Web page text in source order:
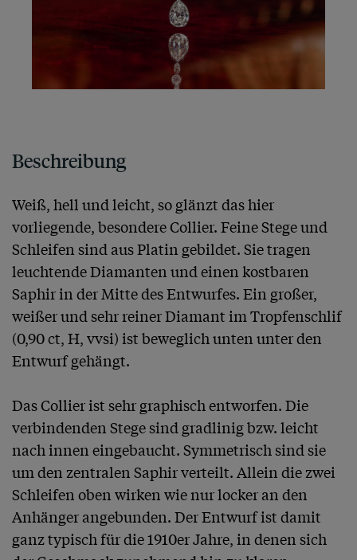
Beschreibung
Weiß, hell und leicht, so glänzt das hier
vorliegende, besondere Collier. Feine Stege und
Schleifen sind aus Platin gebildet. Sie tragen
leuchtende Diamanten und einen kostbaren
Saphir in der Mitte des Entwurfes. Ein großer,
weißer und sehr reiner Diamant im Tropfenschlif
(0,90 ct, H, vvsi) ist beweglich unten unter den
Entwurf gehängt.
Das Collier ist sehr graphisch entworfen. Die
verbindenden Stege sind gradlinig bzw. leicht
nach innen eingebaucht. Symmetrisch sind sie
um den zentralen Saphir verteilt. Allein die zwei
Schleifen oben wirken wie nur locker an den
Anhänger angebunden. Der Entwurf ist damit
ganz typisch für die 1910er Jahre, in denen sich